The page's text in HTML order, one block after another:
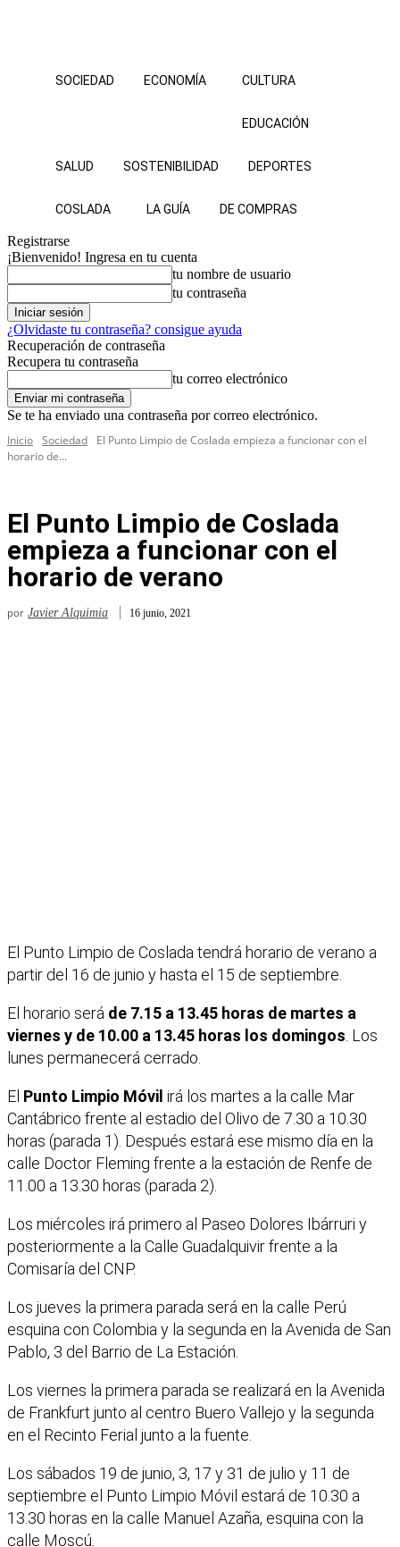
SOCIEDAD ECONOMÍA CULTURA
EDUCACIÓN
SALUD SOSTENIBILIDAD DEPORTES
COSLADA LA GUÍA DE COMPRAS
Registrarse
¡Bienvenido! Ingresa en tu cuenta
tu nombre de usuario
tu contraseña
¿Olvidaste tu contraseña? consigue ayuda
Recuperación de contraseña
Recupera tu contraseña
tu correo electrónico
Se te ha enviado una contraseña por correo electrónico.
Inicio Sociedad
El Punto Limpio de Coslada empieza a funcionar con el
horario de...
El Punto Limpio de Coslada
empieza a funcionar con el
horario de verano
por Javier Alquimia 16 junio, 2021
El Punto Limpio de Coslada tendrá horario de verano a
partir del 16 de junio y hasta el 15 de septiembre.
El horario será de 7.15 a 13.45 horas de martes a
viernes y de 10.00 a 13.45 horas los domingos. Los
lunes permanecerá cerrado.
El Punto Limpio Móvil irá los martes a la calle Mar
Cantábrico frente al estadio del Olivo de 7.30 a 10.30
horas (parada 1). Después estará ese mismo día en la
calle Doctor Fleming frente a la estación de Renfe de
11.00 a 13.30 horas (parada 2).
Los miércoles irá primero al Paseo Dolores Ibárruri y
posteriormente a la Calle Guadalquivir frente a la
Comisaría del CNP.
Los jueves la primera parada será en la calle Perú
esquina con Colombia y la segunda en la Avenida de San
Pablo, 3 del Barrio de La Estación.
Los viernes la primera parada se realizará en la Avenida
de Frankfurt junto al centro Buero Vallejo y la segunda
en el Recinto Ferial junto a la fuente.
Los sábados 19 de junio, 3, 17 y 31 de julio y 11 de
septiembre el Punto Limpio Móvil estará de 10.30 a
13.30 horas en la calle Manuel Azaña, esquina con la
calle Moscú.